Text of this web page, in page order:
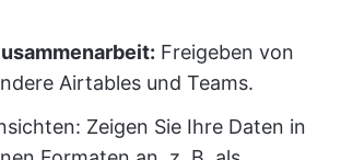
Freigeben von
Airtables und Teams.
Zeigen Sie Ihre Daten in